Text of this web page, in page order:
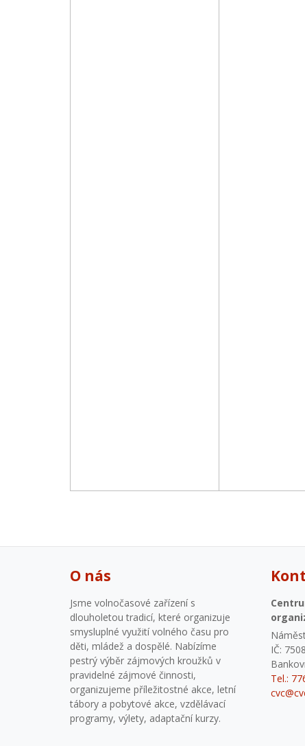
O nás
Jsme volnočasové zařízení s
dlouholetou tradicí, které organizuje
smysluplné využití volného času pro
děti, mládež a dospělé. Nabízíme
pestrý výběr zájmových kroužků v
pravidelné zájmové činnosti,
organizujeme příležitostné akce, letní
tábory a pobytové akce, vzdělávací
programy, výlety, adaptační kurzy.
IČ:
Tel.: